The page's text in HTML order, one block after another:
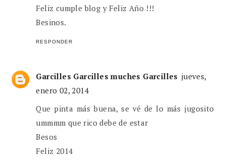
Feliz cumple blog y Feliz Año !!!
Besinos.
RESPONDER
Garcilles Garcilles muches Garcilles jueves,
enero 02, 2014
Que pinta más buena, se vé de lo más jugosito
ummmm que rico debe de estar
Besos
Feliz 2014